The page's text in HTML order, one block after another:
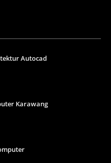
Autocad
Karawang